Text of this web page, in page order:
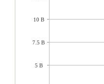
10 B
7.5 B
5 B